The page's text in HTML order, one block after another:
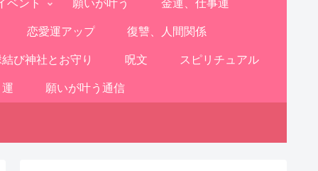
ベント 願いが叶う 金運、仕事運
恋愛運アップ 復讐、人間関係
び神社とお守り 呪文 スピリチュアル
願いが叶う通信